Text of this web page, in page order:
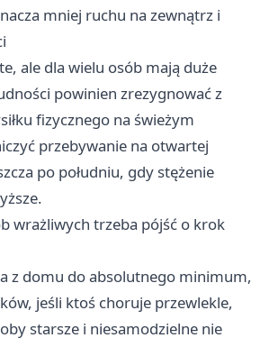
mniej ruchu na zewnątrz i
ale dla wielu osób mają duże
powinien zrezygnować z
fizycznego na świeżym
przebywanie na otwartej
po południu, gdy stężenie
wrażliwych trzeba pójść o krok
z domu do absolutnego minimum,
jeśli ktoś choruje przewlekle,
starsze i niesamodzielne nie